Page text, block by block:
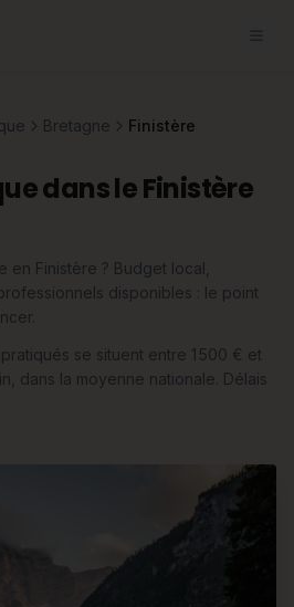
Bretagne Finistère
dans le Finistère
en Finistère ? Budget local,
disponibles : le point
se situent entre 1 500 € et
dans la moyenne nationale. Délais